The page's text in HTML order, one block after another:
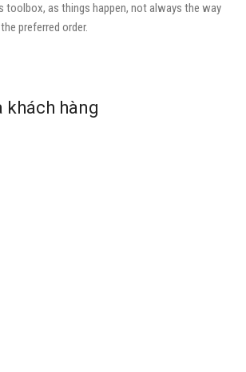
toolbox, as things happen, not always the way
preferred order.
khách hàng